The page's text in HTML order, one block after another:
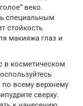
веко.
специальным
стойкость
макияжа глаз и
в косметическом
по всему верхнему
сверху.